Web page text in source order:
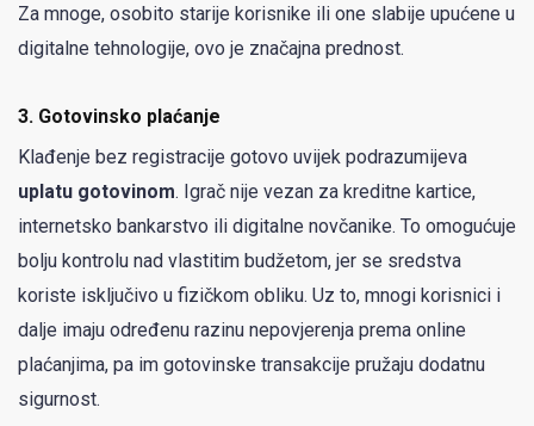
Za mnoge, osobito starije korisnike ili one slabije upućene u
digitalne tehnologije, ovo je značajna prednost.
3. Gotovinsko plaćanje
Klađenje bez registracije gotovo uvijek podrazumijeva
uplatu gotovinom. Igrač nije vezan za kreditne kartice,
internetsko bankarstvo ili digitalne novčanike. To omogućuje
bolju kontrolu nad vlastitim budžetom, jer se sredstva
koriste isključivo u fizičkom obliku. Uz to, mnogi korisnici i
dalje imaju određenu razinu nepovjerenja prema online
plaćanjima, pa im gotovinske transakcije pružaju dodatnu
sigurnost.